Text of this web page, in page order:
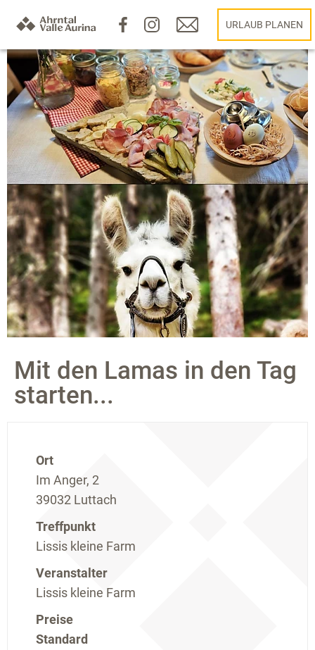
URLAUB PLANEN
Mit den Lamas in den Tag
starten...
Ort
Im Anger, 2
39032 Luttach
Treffpunkt
Lissis kleine Farm
Veranstalter
Lissis kleine Farm
Preise
Standard